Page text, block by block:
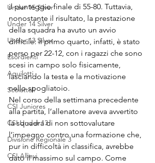
Under 15 Silver
Under 14 Silver
Under 13 Silver
Esordienti
Aquilotti
Scoiattoli
CSI Juniores
CSI Under 13
Divisione Regionale 3
CSI Allievi
il punteggio finale di 55-80. Tuttavia,
nonostante il risultato, la prestazione
della squadra ha avuto un avvio
difficile: il primo quarto, infatti, è stato
perso per 22-12, con i ragazzi che sono
scesi in campo solo fisicamente,
lasciando la testa e la motivazione
nello spogliatoio.
Nel corso della settimana precedente
alla partita, l’allenatore aveva avvertito
la squadra di non sottovalutare
l’impegno contro una formazione che,
pur in difficoltà in classifica, avrebbe
dato il massimo sul campo. Come